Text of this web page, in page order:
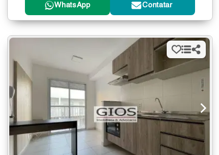
WhatsApp Contatar